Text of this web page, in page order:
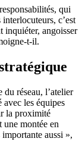
qui
c’est
inquiéter, angoisser
t-il.
réseau, l’atelier
les équipes
la proximité
une montée en
aussi »,